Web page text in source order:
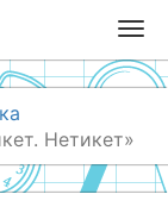
T
o
g
l
e
n
Нетикет»